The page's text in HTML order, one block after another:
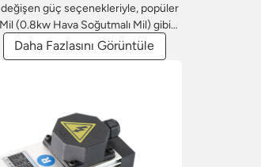
güç seçenekleriyle, popüler
(0.8kw Hava Soğutmalı Mil) gibi
üzere bu seri, masaüstü CNC
üretimi için mükemmeldir.
Daha Fazlasını Görüntüle